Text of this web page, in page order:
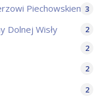
Piechowskiemu
3
Dolnej Wisły 2
2
2
2